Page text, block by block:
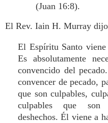
(Juan 16:8).
El Rev. Iain H. Murray
El Espíritu Santo viene
Es absolutamente
convencido del
convencer de pecado,
que son culpables,
culpables que son
deshechos. Él viene a